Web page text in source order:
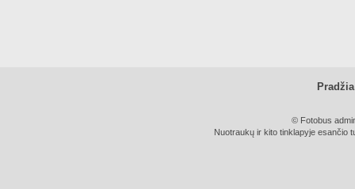
Pradžia
© Fotobus
Nuotraukų ir kito tinklapyje esančio